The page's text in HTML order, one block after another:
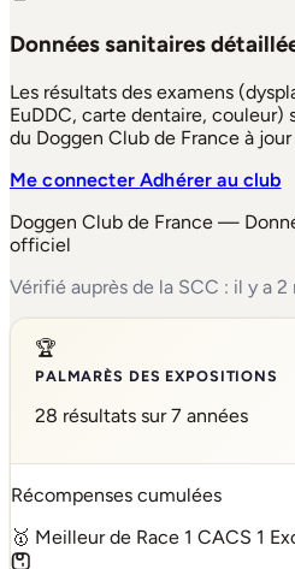
Données sanitaires
Les résultats des examens
EuDDC, carte dentaire, couleur)
du Doggen Club de France à
Me connecterAdhérer au club
Doggen Club de France —
officiel
Vérifié auprès de la SCC : il y a 2
🏆
PALMARÈS DES EXPOSITIONS
28 résultats sur 7 années
Récompenses cumulées
🥇 Meilleur de Race 1 CACS 1